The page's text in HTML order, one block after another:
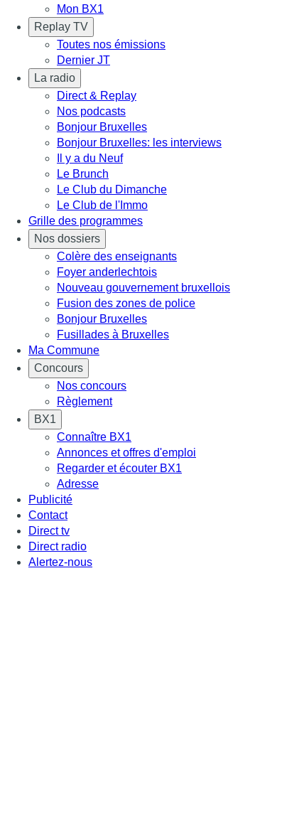
Mon BX1
Replay TV
Toutes nos émissions
Dernier JT
La radio
Direct & Replay
Nos podcasts
Bonjour Bruxelles
Bonjour Bruxelles: les interviews
Il y a du Neuf
Le Brunch
Le Club du Dimanche
Le Club de l'Immo
Grille des programmes
Nos dossiers
Colère des enseignants
Foyer anderlechtois
Nouveau gouvernement bruxellois
Fusion des zones de police
Bonjour Bruxelles
Fusillades à Bruxelles
Ma Commune
Concours
Nos concours
Règlement
BX1
Connaître BX1
Annonces et offres d'emploi
Regarder et écouter BX1
Adresse
Publicité
Contact
Direct tv
Direct radio
Alertez-nous